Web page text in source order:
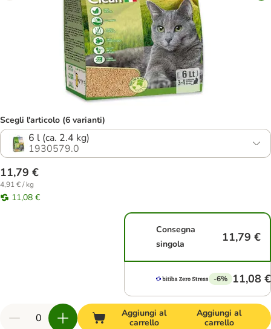
Scegli l'articolo (6 varianti)
6 l (ca. 2.4 kg)
1930579.0
11,79 €
4,91 € / kg
11,08 €
Consegna
singola
11,79 €
-6% 11,08 €
Aggiungi al
carrello
Aggiungi al
carrello